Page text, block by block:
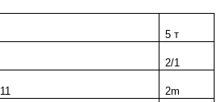
5 т
2/1
2m